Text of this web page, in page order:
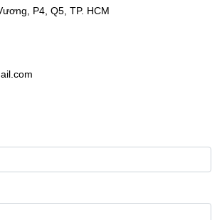
P4, Q5, TP. HCM